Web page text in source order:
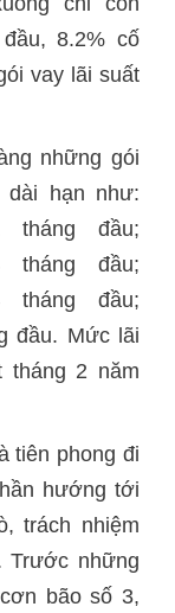
8.2% cố
vay lãi suất
những gói
hạn như:
tháng đầu;
tháng đầu;
tháng đầu;
đầu. Mức lãi
tháng 2 năm
tiên phong đi
hướng tới
trách nhiệm
Trước những
bão số 3,